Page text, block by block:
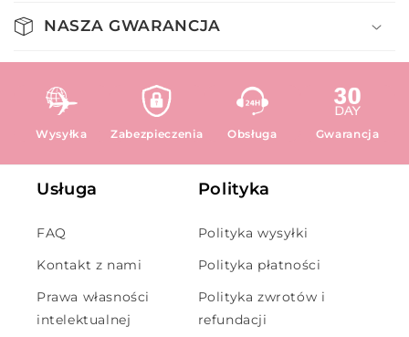
NASZA GWARANCJA
Wysyłka Zabezpieczenia Obsługa Gwarancja
Usługa
FAQ
Kontakt z nami
Prawa własności
intelektualnej
Polityka
Polityka wysyłki
Polityka płatności
Polityka zwrotów i
refundacji